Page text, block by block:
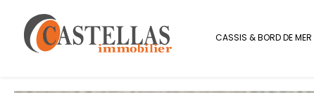
CASSIS & BORD DE MER